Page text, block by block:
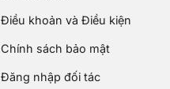
Điều khoản và Điều kiện
Chính sách bảo mật
Đăng nhập đối tác